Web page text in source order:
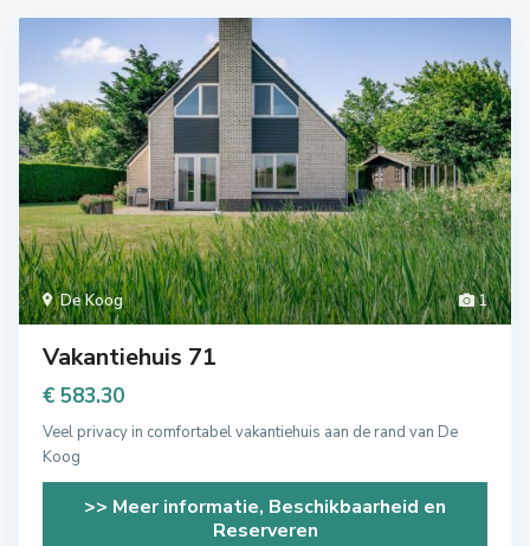
1
De Koog
Vakantiehuis 71
€ 583.30
Veel privacy in comfortabel vakantiehuis aan de rand van De
Koog
>> Meer informatie, Beschikbaarheid en
Reserveren